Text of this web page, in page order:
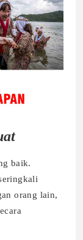
baik.
orang lain,